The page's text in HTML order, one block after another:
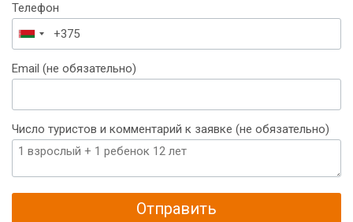
Телефон
Беларусь
+375
Email (не обязательно)
Число туристов и комментарий к заявке (не обязательно)
Отправить